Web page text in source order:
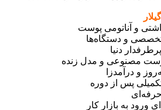
و آناتومی پوست
و دستگاه‌ها
دنیا
و مدل زنده
درآمدزا
پس از دوره
به بازار کار